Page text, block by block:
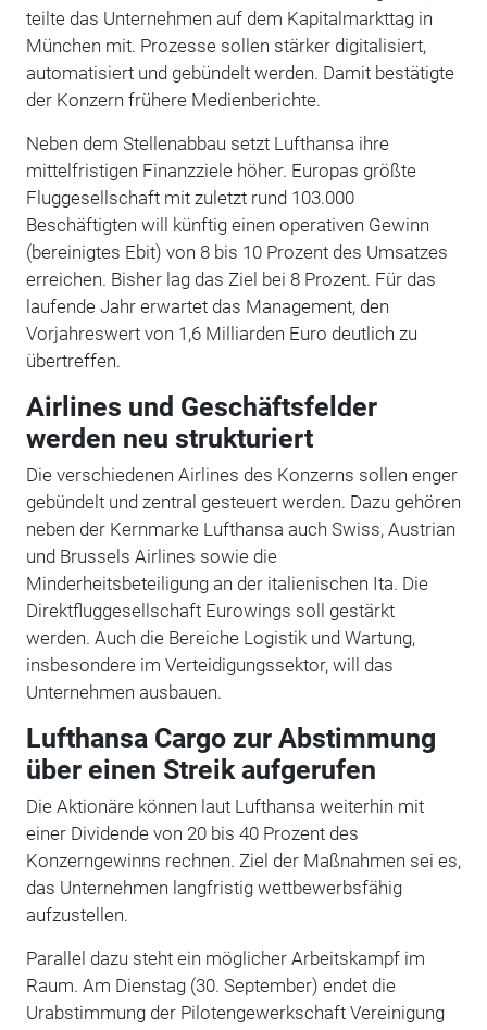
teilte das Unternehmen auf dem Kapitalmarkttag in
München mit. Prozesse sollen stärker digitalisiert,
automatisiert und gebündelt werden. Damit bestätigte
der Konzern frühere Medienberichte.
Neben dem Stellenabbau setzt Lufthansa ihre
mittelfristigen Finanzziele höher. Europas größte
Fluggesellschaft mit zuletzt rund 103.000
Beschäftigten will künftig einen operativen Gewinn
(bereinigtes Ebit) von 8 bis 10 Prozent des Umsatzes
erreichen. Bisher lag das Ziel bei 8 Prozent. Für das
laufende Jahr erwartet das Management, den
Vorjahreswert von 1,6 Milliarden Euro deutlich zu
übertreffen.
Airlines und Geschäftsfelder
werden neu strukturiert
Die verschiedenen Airlines des Konzerns sollen enger
gebündelt und zentral gesteuert werden. Dazu gehören
neben der Kernmarke Lufthansa auch Swiss, Austrian
und Brussels Airlines sowie die
Minderheitsbeteiligung an der italienischen Ita. Die
Direktfluggesellschaft Eurowings soll gestärkt
werden. Auch die Bereiche Logistik und Wartung,
insbesondere im Verteidigungssektor, will das
Unternehmen ausbauen.
Lufthansa Cargo zur Abstimmung
über einen Streik aufgerufen
Die Aktionäre können laut Lufthansa weiterhin mit
einer Dividende von 20 bis 40 Prozent des
Konzerngewinns rechnen. Ziel der Maßnahmen sei es,
das Unternehmen langfristig wettbewerbsfähig
aufzustellen.
Parallel dazu steht ein möglicher Arbeitskampf im
Raum. Am Dienstag (30. September) endet die
Urabstimmung der Pilotengewerkschaft Vereinigung